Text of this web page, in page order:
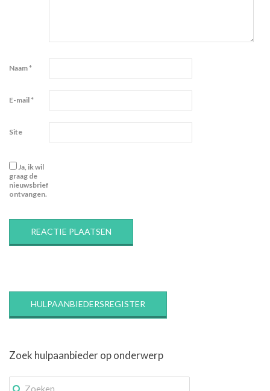
Naam*
E-mail*
Site
Ja, ik wil
graag de
nieuwsbrief
ontvangen.
HULPAANBIEDERSREGISTER
Zoek hulpaanbieder op onderwerp
Zoek